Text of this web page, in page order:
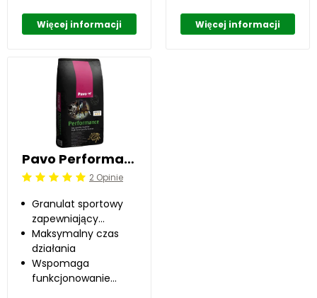
błonnika
Więcej informacji Więcej informacji
Pavo Performance 20 kg
Beoordeling: 5/52 Opinie
Granulat sportowy
zapewniający
najwyższy poziom
wydajności
Maksymalny czas
działania
Wspomaga
funkcjonowanie